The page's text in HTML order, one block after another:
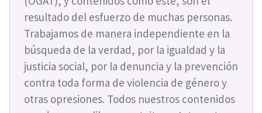
resultado del esfuerzo de muchas personas.
Trabajamos de manera independiente en la
búsqueda de la verdad, por la igualdad y la
justicia social, por la denuncia y la prevención
contra toda forma de violencia de género y
otras opresiones. Todos nuestros contenidos